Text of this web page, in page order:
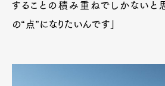
することの積み重ねでしかないと
の“点”になりたいんです」